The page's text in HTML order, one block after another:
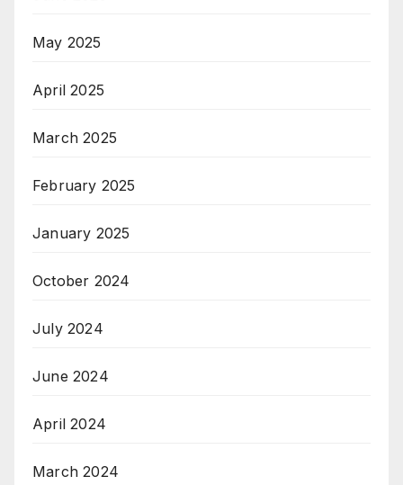
May 2025
April 2025
March 2025
February 2025
January 2025
October 2024
July 2024
June 2024
April 2024
March 2024